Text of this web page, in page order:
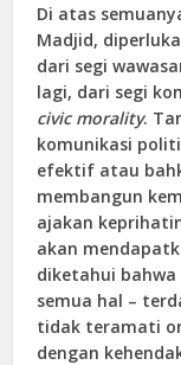
Di atas
Madjid,
dari segi
lagi, dari segi
civic morality.
komunikasi
efektif atau
membangun
ajakan
akan
diketahui bahwa
semua hal –
tidak teramati
dengan